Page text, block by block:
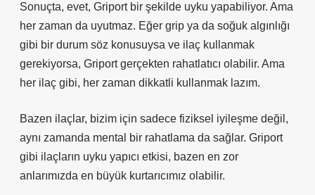
Sonuçta, evet, Griport bir şekilde uyku yapabiliyor. Ama
her zaman da uyutmaz. Eğer grip ya da soğuk algınlığı
gibi bir durum söz konusuysa ve ilaç kullanmak
gerekiyorsa, Griport gerçekten rahatlatıcı olabilir. Ama
her ilaç gibi, her zaman dikkatli kullanmak lazım.
Bazen ilaçlar, bizim için sadece fiziksel iyileşme değil,
aynı zamanda mental bir rahatlama da sağlar. Griport
gibi ilaçların uyku yapıcı etkisi, bazen en zor
anlarımızda en büyük kurtarıcımız olabilir.